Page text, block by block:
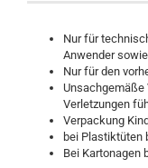
Nur für
Anwender
Nur für den
Unsachgemäße
Verletzungen
Verpackung
bei Plastiktüten
Bei Kartonagen